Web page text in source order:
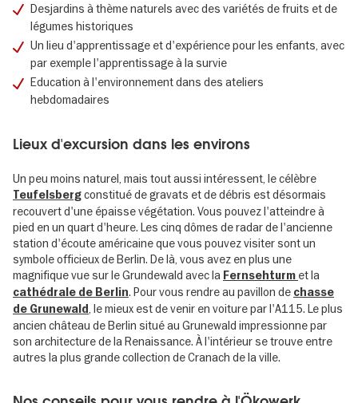
Desjardins à thème naturels avec des variétés de fruits et de
légumes historiques
Un lieu d'apprentissage et d'expérience pour les enfants, avec
par exemple l'apprentissage à la survie
Education à l'environnement dans des ateliers
hebdomadaires
Lieux d'excursion dans les environs
Un peu moins naturel, mais tout aussi intéressent, le célèbre
Teufelsbergconstitué de gravats et de débris est désormais
recouvert d'une épaisse végétation. Vous pouvez l'atteindre à
pied en un quart d'heure. Les cinq dômes de radar de l'ancienne
station d'écoute américaine que vous pouvez visiter sont un
symbole officieux de Berlin. De là, vous avez en plus une
magnifique vue sur le Grundewald avec la Fernsehturm et la
cathédrale de Berlin. Pour vous rendre au pavillon de chasse
de Grunewald , le mieux est de venir en voiture par l'A115. Le plus
ancien château de Berlin situé au Grunewald impressionne par
son architecture de la Renaissance. À l'intérieur se trouve entre
autres la plus grande collection de Cranach de la ville.